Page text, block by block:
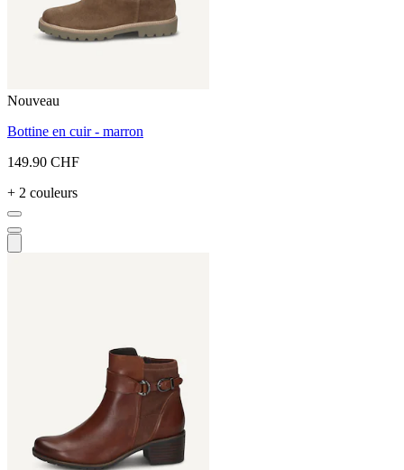
Nouveau
Bottine en cuir - marron
149.90 CHF
+ 2 couleurs